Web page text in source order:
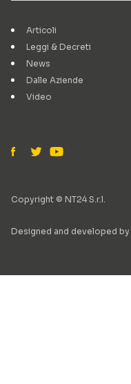
Articoli
Leggi & Decreti
News
Dalle Aziende
Video
Copyright © NT24 S.r.l.
Designed and developed by